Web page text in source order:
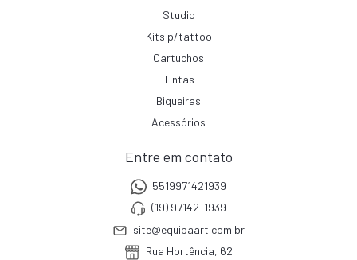
Studio
Kits p/tattoo
Cartuchos
Tintas
Biqueiras
Acessórios
Entre em contato
5519971421939
(19) 97142-1939
site@equipaart.com.br
Rua Hortência, 62